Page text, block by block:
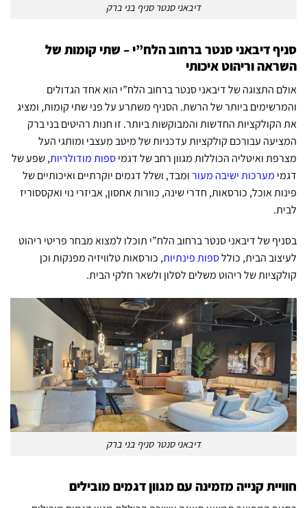
דיבאני סנטר סניף בני ברק
סניף דיבאני סנטר ברחוב הלח”י – שתי קומות של
השראה וריהוט איכותי
אולם התצוגה של דיבאני סנטר ברחוב הלח”י הוא אחד הגדולים
והמרשימים ביותר של הרשת. הסניף משתרע על פני שתי קומות, ומציג
את הקולקציות החדשות והמבוקשות ביותר. זו חנות רהיטים בני ברק
המציעה עבורכם קולקציות עדכניות של מיטב מעצבי ומותגי העל
מצרפת ואיטליה הכוללות מגוון רחב של דגמיספות מודולריות, שפע של
דגמי מערכות ישיבה מעורומבד, ושלל דגמים יוקרתיים ואיכותיים של
פינות אוכל, כורסאות, חדרי שינה, כוורות אחסון, אביזרי נוי ואקססוריז
לבית.
בסניף של דיבאני סנטר ברחוב הלח”י תוכלו למצוא מבחר פריטי ריהוט
לעיצוב הבית, כוללספות פינתיות, כורסאות טלוויזיה מפנקות וכן
קולקציות של ריהוט משלים לסלון ולשאר חלקי הבית.
דיבאני סנטר סניף בני ברק
חוויית קנייה מזמינה עם מגוון דגמים מובילים